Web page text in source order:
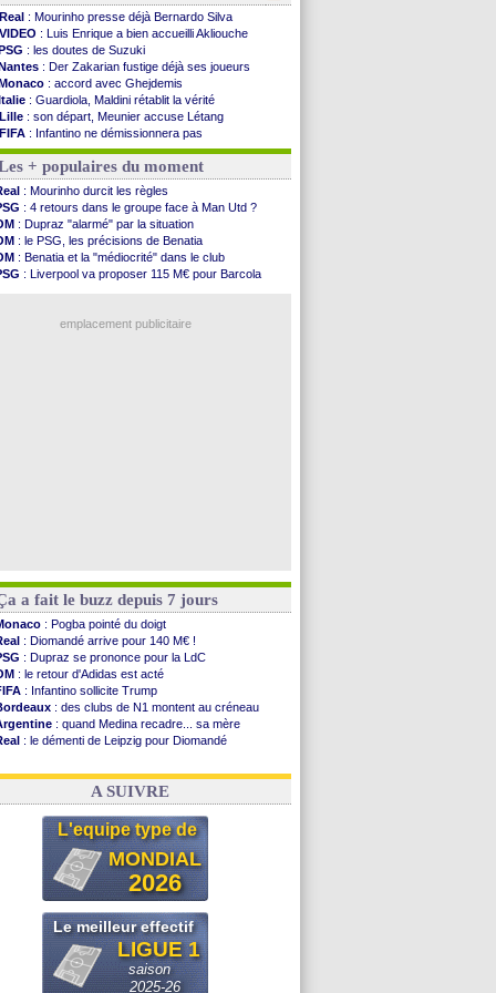
Real : Mourinho presse déjà Bernardo Silva
VIDEO : Luis Enrique a bien accueilli Akliouche
: les doutes de Suzuki
: Der Zakarian fustige déjà ses joueurs
: accord avec Ghejdemis
: Guardiola, Maldini rétablit la vérité
Lille : son départ, Meunier accuse Létang
FIFA : Infantino ne démissionnera pas
Barça: Flick esquive pour Ferran Torres
Liverpool: Araujo, une option d'achat à 55 M€
Lens: inquiétude pour Édouard
Man Utd: Vitek vendu à Middlesbrough (off.)
PSV : Sano recruté pour 14,5 M€ (officiel)
OM : Coventry pense à Angel Gomes
: Rafel Pol satisfait des progrès
: le Barça vainqueur puis battu
: Calhanoglu prêt à prolonger
: les résultats de la soirée
+ populaires du moment
: Mourinho durcit les règles
: 4 retours dans le groupe face à Man Utd ?
: Dupraz "alarmé" par la situation
: le PSG, les précisions de Benatia
: Benatia et la "médiocrité" dans le club
: Liverpool va proposer 115 M€ pour Barcola
emplacement publicitaire
a fait le buzz depuis 7 jours
: Pogba pointé du doigt
: Diomandé arrive pour 140 M€ !
: Dupraz se prononce pour la LdC
: le retour d'Adidas est acté
: Infantino sollicite Trump
: des clubs de N1 montent au créneau
: quand Medina recadre... sa mère
: le démenti de Leipzig pour Diomandé
: Paixão attire un 2e club anglais
A SUIVRE
L'equipe type de
MONDIAL
2026
Le meilleur effectif
LIGUE 1
saison
2025-26